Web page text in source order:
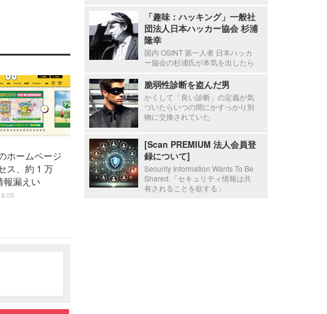
ホームページ
ス、約 1 万
報漏えい
「趣味：ハッキング」一般社
団法人日本ハッカー協会 杉浦
隆幸
国内 OSINT 第一人者 日本ハッカ
ー協会の杉浦氏が本気を出したら
脆弱性診断を盗んだ男
かくして「良い診断」の定義が気
づいたらいつの間にかすっかり別
物に交換されていた
[Scan PREMIUM 法人会員登
録について]
Security Information Wants To Be
Shared.「セキュリティ情報は共
有されることを欲する」